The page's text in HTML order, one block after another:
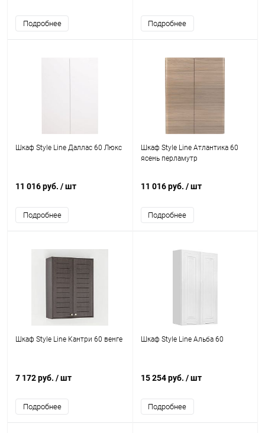
Подробнее Подробнее
Шкаф Style Line Даллас 60 Люкс
11 016 руб. / шт
Подробнее
Шкаф Style Line Атлантика 60
ясень перламутр
11 016 руб. / шт
Подробнее
Шкаф Style Line Кантри 60 венге
7 172 руб. / шт
Подробнее
Шкаф Style Line Альба 60
15 254 руб. / шт
Подробнее